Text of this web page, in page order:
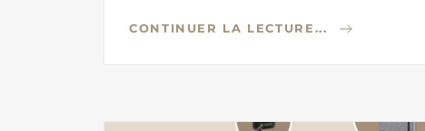
CONTINUER LA LECTURE...